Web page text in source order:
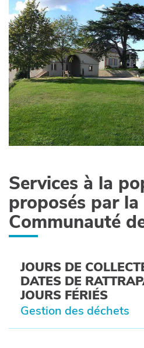
Services à la
proposés par la
Communauté
JOURS DE
DATES DE
JOURS FÉRIÉS
Gestion des déchets